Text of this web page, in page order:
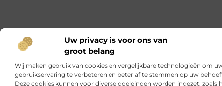
Uw privacy is voor ons van
groot belang
Wij maken gebruik van cookies en vergelijkbare technologieën om
gebruikservaring te verbeteren en beter af te stemmen op uw
Deze cookies kunnen voor diverse doeleinden worden ingezet, zoals